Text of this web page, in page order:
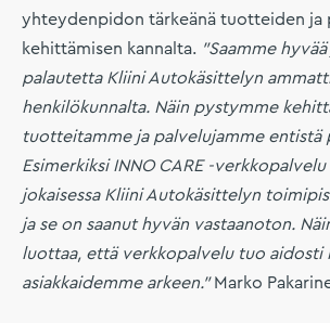
yhteydenpidon tärkeänä tuotteiden ja
kehittämisen kannalta. ”Saamme
palautetta Kliini Autokäsittelyn
henkilökunnalta. Näin pystymme
tuotteitamme ja palvelujamme entistä
Esimerkiksi INNO CARE -
jokaisessa Kliini Autokäsittelyn
ja se on saanut hyvän vastaanoton.
luottaa, että verkkopalvelu tuo aidosti
asiakkaidemme arkeen.”Marko